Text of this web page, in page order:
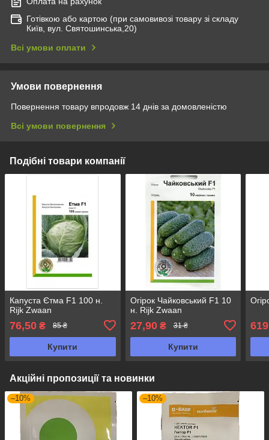
Готівкою або картою (при самовивозі товару зі складу
Київ, вул. Святошинська,20)
Всі умови оплати
Умови повернення
Повернення товару впродовж 14 днів за домовленістю
Всі умови повернення
Подібні товари компанії
Капуста Єтма F1 100 н.
Rijk Zwaan
76,50 ₴ 85 ₴
Купити
Огірок Чайковський F1 10
н. Rijk Zwaan
27,90₴ 31 ₴
Купити
Акційні пропозиції та новинки
–10% –10%